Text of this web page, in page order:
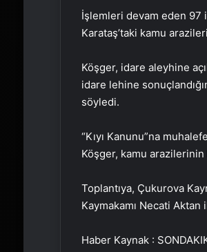
İşlemleri devam eden
Karataş’taki kamu
Köşger, idare aleyhine
idare lehine
söyledi.
“Kıyı Kanunu”na
Köşger, kamu
Toplantıya, Çukurova
Kaymakamı Necati
Haber Kaynak :